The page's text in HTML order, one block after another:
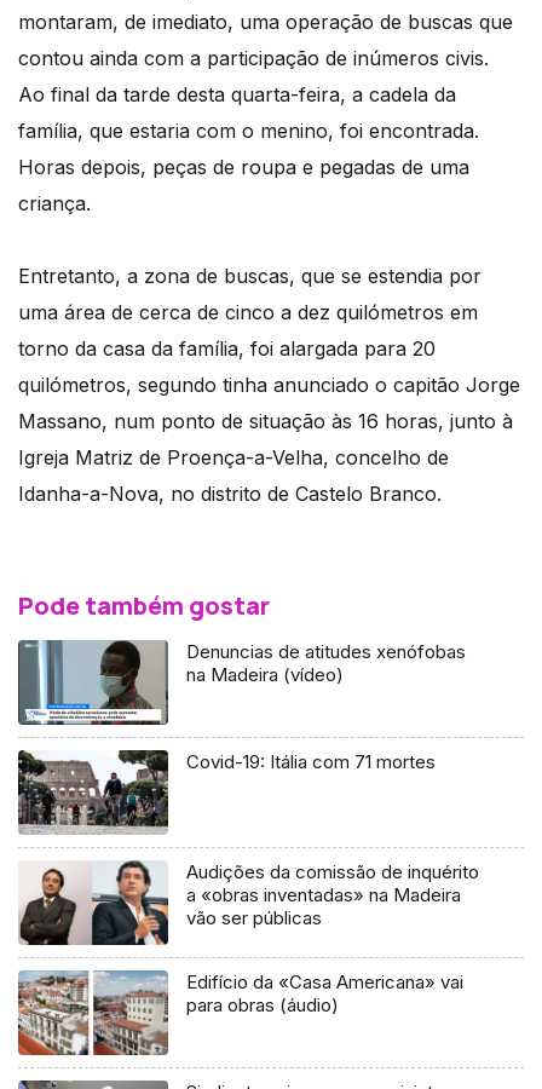
montaram, de imediato, uma operação de buscas que
contou ainda com a participação de inúmeros civis.
Ao final da tarde desta quarta-feira, a cadela da
família, que estaria com o menino, foi encontrada.
Horas depois, peças de roupa e pegadas de uma
criança.
Entretanto, a zona de buscas, que se estendia por
uma área de cerca de cinco a dez quilómetros em
torno da casa da família, foi alargada para 20
quilómetros, segundo tinha anunciado o capitão Jorge
Massano, num ponto de situação às 16 horas, junto à
Igreja Matriz de Proença-a-Velha, concelho de
Idanha-a-Nova, no distrito de Castelo Branco.
Pode também gostar
Denuncias de atitudes xenófobas
na Madeira (vídeo)
Covid-19: Itália com 71 mortes
Audições da comissão de inquérito
a «obras inventadas» na Madeira
vão ser públicas
Edifício da «Casa Americana» vai
para obras (áudio)